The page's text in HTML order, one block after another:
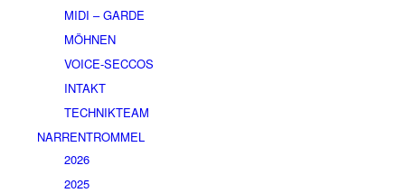
MIDI – GARDE
MÖHNEN
VOICE-SECCOS
INTAKT
TECHNIKTEAM
NARRENTROMMEL
2026
2025